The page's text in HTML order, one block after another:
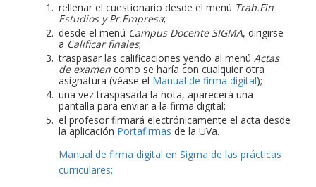
rellenar el cuestionario desde el menú Trab.Fin
Estudios y Pr.Empresa;
desde el menú Campus Docente SIGMA, dirigirse
a Calificar finales;
traspasar las calificaciones yendo al menú Actas
de examen como se haría con cualquier otra
asignatura (véase el Manual de firma digital);
una vez traspasada la nota, aparecerá una
pantalla para enviar a la firma digital;
el profesor firmará electrónicamente el acta desde
la aplicación Portafirmas de la UVa.
Manual de firma digital en Sigma de las prácticas
curriculares;